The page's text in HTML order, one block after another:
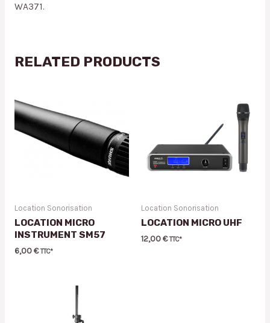
WA371.
RELATED PRODUCTS
Location Sonorisation
LOCATION MICRO
INSTRUMENT SM57
6,00€ TTC*
Location Sonorisation
LOCATION MICRO UHF
12,00€ TTC*